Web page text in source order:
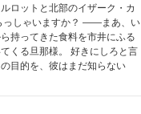
ロットと北部のイザーク・カ
っしゃいますか？ ――まあ、い
持ってきた食料を市井にふる
くる旦那様。 好きにしろと言
目的を、彼はまだ知らない